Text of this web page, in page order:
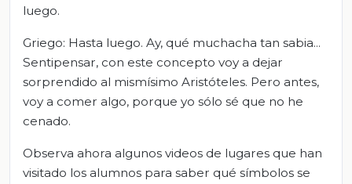
luego.
Griego: Hasta luego. Ay, qué muchacha tan sabia...
Sentipensar, con este concepto voy a dejar
sorprendido al mismísimo Aristóteles. Pero antes,
voy a comer algo, porque yo sólo sé que no he
cenado.
Observa ahora algunos videos de lugares que han
visitado los alumnos para saber qué símbolos se